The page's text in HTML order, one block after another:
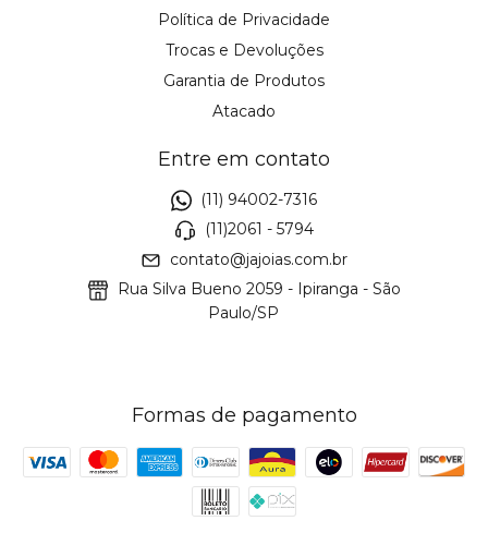
Política de Privacidade
Trocas e Devoluções
Garantia de Produtos
Atacado
Entre em contato
(11) 94002-7316
(11)2061 - 5794
contato@jajoias.com.br
Rua Silva Bueno 2059 - Ipiranga - São
Paulo/SP
Formas de pagamento